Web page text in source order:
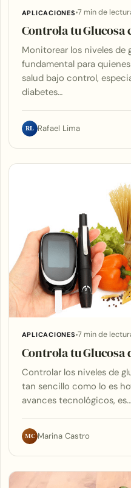
APLICACIONES 7 min de
Controla tu Glucosa
Monitorear los niveles de
fundamental para
salud bajo control,
diabetes…
RL Rafael Lima
APLICACIONES 7 min de
Controla tu Glucosa
Controlar los niveles de
tan sencillo como lo es
avances tecnológicos, es…
MC Marina Castro